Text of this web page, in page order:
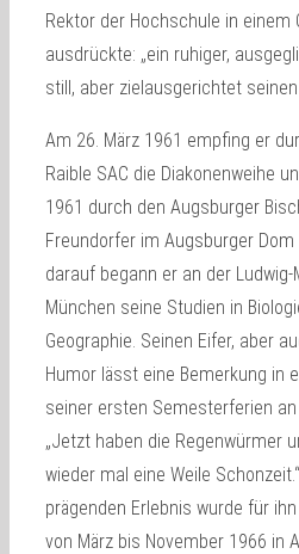
Rektor der Hochschule in einem
ausdrückte: „ein ruhiger,
still, aber zielausgerichtet seinen
Am 26. März 1961 empfing er
Raible SAC die Diakonenweihe
1961 durch den Augsburger
Freundorfer im Augsburger
darauf begann er an der
München seine Studien in
Geographie. Seinen Eifer, aber
Humor lässt eine Bemerkung in
seiner ersten Semesterferien
„Jetzt haben die Regenwürmer
wieder mal eine Weile
prägenden Erlebnis wurde für
von März bis November 1966 in